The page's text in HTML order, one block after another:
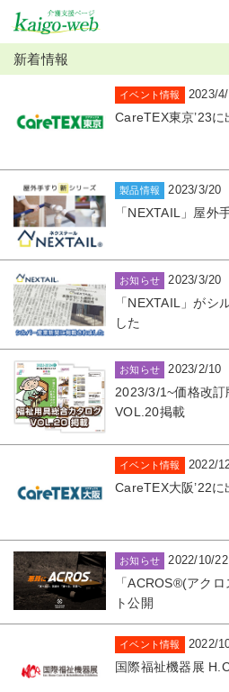
新着情報
イベント情報 2023/
CareTEX東京’23に
製品情報 2023/3/20
「NEXTAIL」屋外
お知らせ 2023/3/20
「NEXTAIL」がシ
した
お知らせ 2023/2/10
2023/3/1~価格改
VOL.20掲載
イベント情報 2022/
CareTEX大阪’22に
お知らせ 2022/10/22
「ACROS®(アク
ト公開
イベント情報 2022/
国際福祉機器展